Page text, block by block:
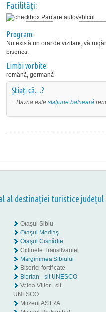
Facilităţi:
Parcare autovehicul
Program:
Nu există un orar de vizitare, vă
biserica.
Limbi vorbite:
română, germană
Știați că…?
...Bazna este staţiune balneară
al destinației turistice județul
Oraşul Sibiu
Oraşul Mediaş
Oraşul Cisnădie
Colinele Transilvaniei
Mărginimea Sibiului
Biserici fortificate
Biertan - sit UNESCO
Valea Viilor - sit
UNESCO
Muzeul ASTRA